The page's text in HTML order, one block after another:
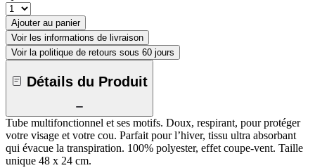
Ajouter au panier
Voir les informations de livraison
Voir la politique de retours sous 60 jours
Détails du Produit
Tube multifonctionnel et ses motifs. Doux, respirant, pour protéger
votre visage et votre cou. Parfait pour l’hiver, tissu ultra absorbant
qui évacue la transpiration. 100% polyester, effet coupe-vent. Taille
unique 48 x 24 cm.